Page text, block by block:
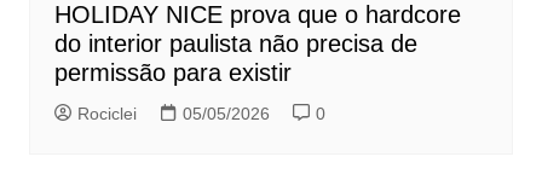
HOLIDAY NICE prova que o hardcore
do interior paulista não precisa de
permissão para existir
Rociclei 05/05/2026 0